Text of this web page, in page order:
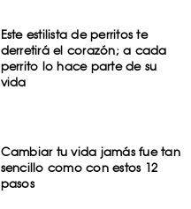
Este estilista de perritos te
derretirá el corazón; a cada
perrito lo hace parte de su
vida
Cambiar tu vida jamás fue tan
sencillo como con estos 12
pasos